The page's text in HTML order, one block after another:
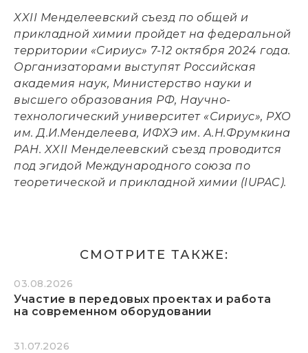
XXII Менделеевский съезд по общей и
прикладной химии пройдет на федеральной
территории «Сириус» 7-12 октября 2024 года.
Организаторами выступят Российская
академия наук, Министерство науки и
высшего образования РФ, Научно-
технологический университет «Сириус», РХО
им. Д.И.Менделеева, ИФХЭ им. А.Н.Фрумкина
РАН. XXII Менделеевский съезд проводится
под эгидой Международного союза по
теоретической и прикладной химии (IUPAC).
СМОТРИТЕ ТАКЖЕ:
03.08.2026
Участие в передовых проектах и работа
на современном оборудовании
31.07.2026